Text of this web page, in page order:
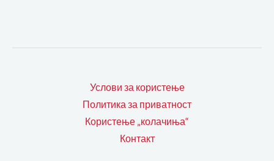
Услови за користење
Политика за приватност
Користење „колачиња“
Контакт